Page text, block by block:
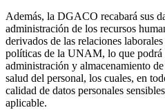
Además, la DGACO recabará sus
administración de los recursos
derivados de las relaciones
políticas de la UNAM, lo que podrá
administración y almacenamiento
salud del personal, los cuales, en
calidad de datos personales
aplicable.